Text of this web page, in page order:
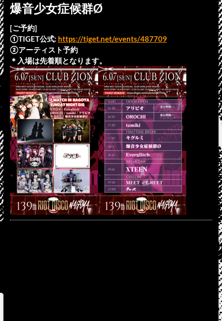
爆音少女症候群Ø
[ご予約]
①TIGET公式: https://tiget.net/events/487709
②アーティスト予約
＊入場は先着順となります。